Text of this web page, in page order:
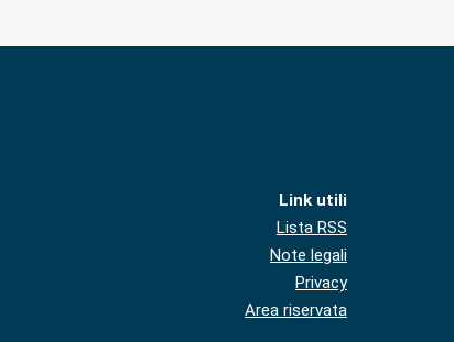
Link utili
Lista RSS
Note legali
Privacy
Area riservata